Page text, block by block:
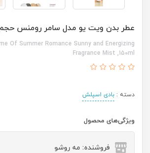
عطر بدن ویت یو مدل سامر رومنس حجم 150 میلی
Of Summer Romance Sunny and Energizing
Fragrance Mist ,150ml
دسته : بادی اسپلش
ویژگی‌های محصول
فروشنده: مه رو‌شو